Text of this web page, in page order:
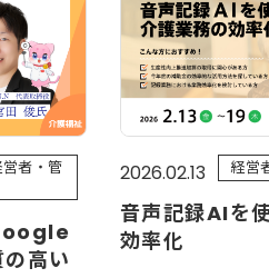
者・管
高い
2026.02.13 経営
音声記録AIを
効率化